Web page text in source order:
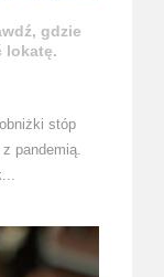
gdzie
lokatę.
stóp
pandemią.